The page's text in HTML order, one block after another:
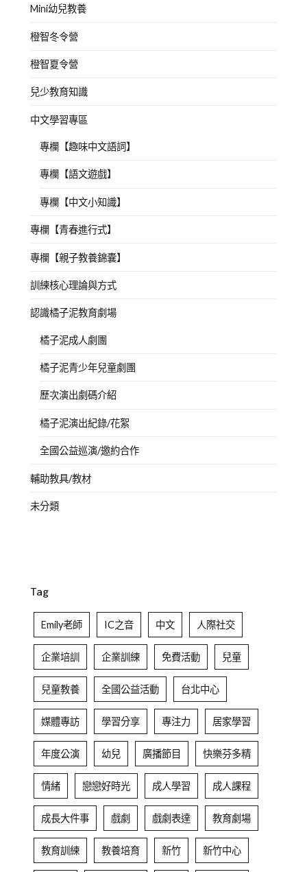
Mini幼兒教養
橙智冬令營
橙智夏令營
兒少教育知識
中文學習專區
專欄【趣味中文語詞】
專欄【語文遊戲】
專欄【中文小知識】
專欄【青春進行式】
專欄【親子教養錦囊】
訓練核心理論與方式
認識橘子泥教育劇場
橘子泥成人劇團
橘子泥青少年兒童劇團
歷次演出劇碼介紹
橘子泥演出紀錄/花絮
全國公益巡演/邀約合作
輔助教具/教材
未分類
Tag
Emily老師 IC之音 中文 人際社交
企業培訓 企業訓練 免費活動 兒童
兒童教養 全國公益活動 台北中心
媒體專訪 學習分享 專注力 居家學習
年度公演 幼兒 廣播節目 快樂芬多精
情緒 戀戀好時光 成人學習 成人課程
成長大件事 戲劇 戲劇表達 教育劇場
教育訓練 教養培育 新竹 新竹中心